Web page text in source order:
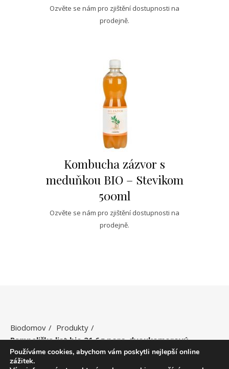
Ozvěte se nám pro zjištění dostupnosti na
prodejně.
Kombucha zázvor s
meduňkou BIO – Stevikom
500ml
Ozvěte se nám pro zjištění dostupnosti na
prodejně.
Biodomov
Produkty
Pampeliška list bio 21,6g porc. dvoukomorový
Používáme cookies, abychom vám poskytli nejlepší online
zážitek.